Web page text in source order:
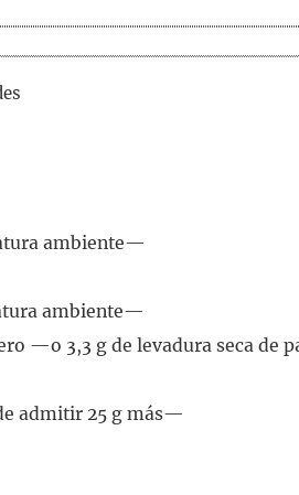
ambiente—
ambiente—
—o 3,3 g de levadura seca de
admitir 25 g más—